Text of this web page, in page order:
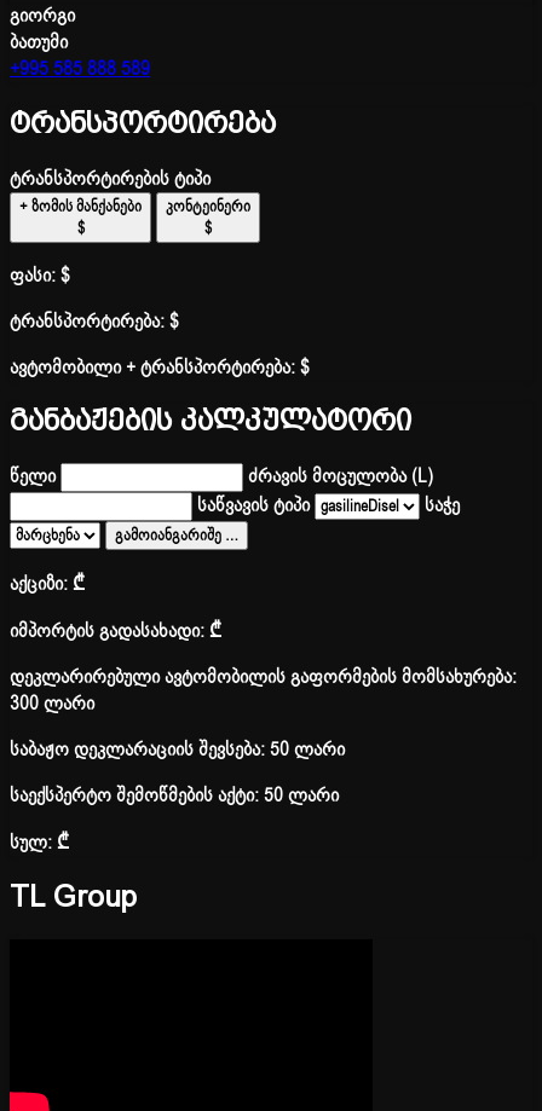
გიორგი
ბათუმი
+995 585 888 589
ტრანსპორტირება
ტრანსპორტირების ტიპი
+ ზომის მანქანები
$
კონტეინერი
$
ფასი:$
ტრანსპორტირება:$
ავტომობილი + ტრანსპორტირება:$
განბაჟების კალკულატორი
წელი
ძრავის მოცულობა (L)
საწვავის ტიპი
საჭე
გამოიანგარიშე …
აქციზი:₾
იმპორტის გადასახადი:₾
დეკლარირებული ავტომობილის გაფორმების მომსახურება:
300 ლარი
საბაჟო დეკლარაციის შევსება: 50 ლარი
საექსპერტო შემოწმების აქტი: 50 ლარი
სულ:₾
TL Group